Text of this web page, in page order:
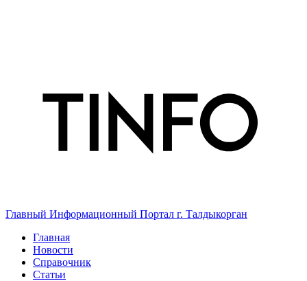
Главный Информационный Портал г. Талдыкорган
Главная
Новости
Справочник
Статьи